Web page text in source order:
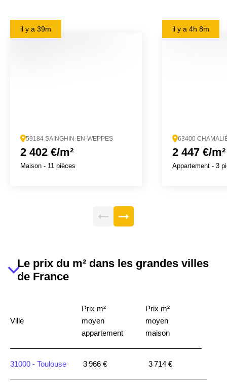
il y a 39m
59184 SAINGHIN-EN-WEPPES
2 402 €/m²
Maison - 11 pièces
il y a 4h 8m
63400
2 447 €/m²
Appartement - 3
Le prix du m² dans les grandes villes
de France
Ville
Prix m²
moyen
appartement
Prix m²
moyen
maison
31000 - Toulouse 3 966 € 3 714 €